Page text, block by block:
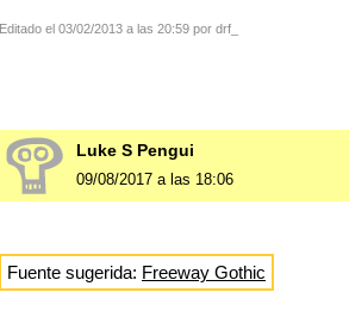
Editado el 03/02/2013 a las 20:59 por drf_
Luke S Pengui
09/08/2017 a las 18:06
Fuente sugerida: Freeway Gothic